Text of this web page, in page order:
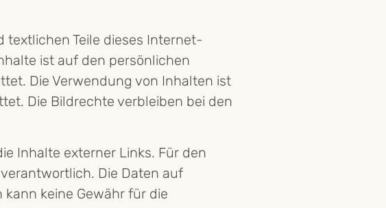
Teile dieses Internet-
ist auf den persönlichen
Die Verwendung von Inhalten ist
Die Bildrechte verbleiben bei den
Inhalte externer Links. Für den
Die Daten auf
keine Gewähr für die